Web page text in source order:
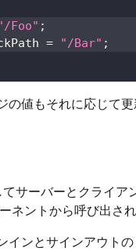
Foo" ;
= "/Bar" ;
値もそれに応じて更
サーバーとクライ
ネントから呼び出さ
インとサインアウト